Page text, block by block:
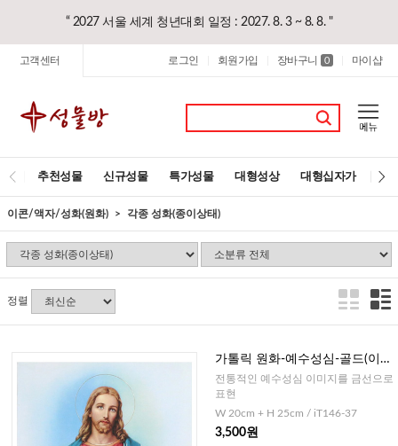
“ 2027 서울 세계 청년대회 일정 : 2027. 8. 3 ~ 8. 8. "
고객센터 로그인 회원가입 장바구니 0 마이샵
추천성물 신규성물 특가성물 대형성상 대형십자가 레
이콘/액자/성화(원화) 각종 성화(종이상태)
정렬
가톨릭 원화-예수성심-골드(이태
리) 25cm
전통적인 예수성심 이미지를 금선으로
표현
W 20cm + H 25cm / iT146-37
3,500원